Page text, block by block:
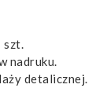
szt.
nadruku.
detalicznej.